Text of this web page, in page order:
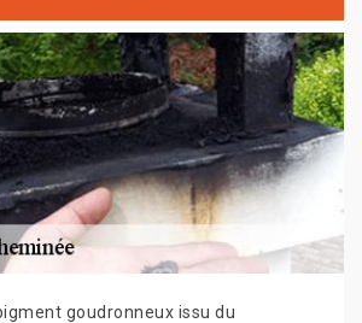
goudronneux issu du